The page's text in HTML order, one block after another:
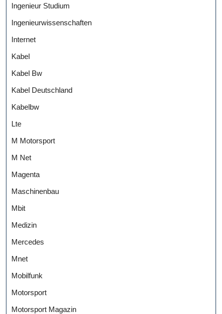
Ingenieur Studium
Ingenieurwissenschaften
Internet
Kabel
Kabel Bw
Kabel Deutschland
Kabelbw
Lte
M Motorsport
M Net
Magenta
Maschinenbau
Mbit
Medizin
Mercedes
Mnet
Mobilfunk
Motorsport
Motorsport Magazin